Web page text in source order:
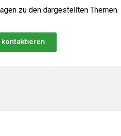
zu den dargestellten Themen.